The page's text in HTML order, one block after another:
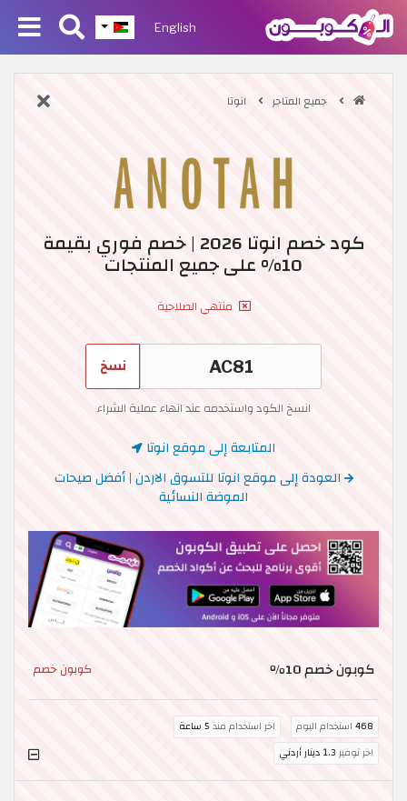
English
جميع المتاجر انوتا
كود خصم انوتا 2026 | خصم فوري بقيمة
10% على جميع المنتجات
منتهي الصلاحية
نسخ
انسخ الكود واستخدمه عند انهاء عملية الشراء
المتابعة إلى موقع انوتا
العودة إلى موقع انوتا للتسوق الاردن | أفضل صيحات
الموضة النسائية
كوبون خصم 10٪ كوبون خصم
468 استخدام اليوم اخر استخدام منذ 5 ساعة
اخر توفير 1.3 دينار أردني